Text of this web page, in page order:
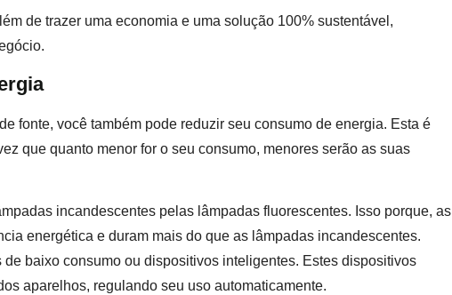
de trazer uma economia e uma solução 100% sustentável,
fonte, você também pode reduzir seu consumo de energia. Esta é
que quanto menor for o seu consumo, menores serão as suas
incandescentes pelas lâmpadas fluorescentes. Isso porque, as
energética e duram mais do que as lâmpadas incandescentes.
baixo consumo ou dispositivos inteligentes. Estes dispositivos
aparelhos, regulando seu uso automaticamente.